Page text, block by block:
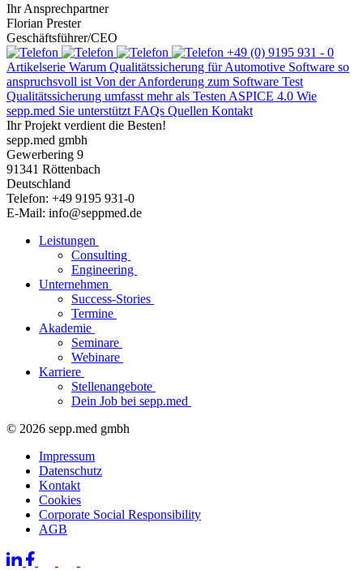
Ihr Ansprechpartner
Florian Prester
Geschäftsführer/CEO
+49 (0) 9195 931 - 0
Artikelserie Warum Qualitätssicherung für Automotive Software so
anspruchsvoll ist Von der Anforderung zum Software Test
Qualitätssicherung umfasst mehr als Testen ASPICE 4.0 Wie
sepp.med Sie unterstützt FAQs Quellen Kontakt
Ihr Projekt verdient die Besten!
sepp.med gmbh
Gewerbering 9
91341 Röttenbach
Deutschland
Telefon: +49 9195 931-0
E-Mail: info@seppmed.de
Leistungen
Consulting
Engineering
Unternehmen
Success-Stories
Termine
Akademie
Seminare
Webinare
Karriere
Stellenangebote
Dein Job bei sepp.med
© 2026 sepp.med gmbh
Impressum
Datenschutz
Kontakt
Cookies
Corporate Social Responsibility
AGB